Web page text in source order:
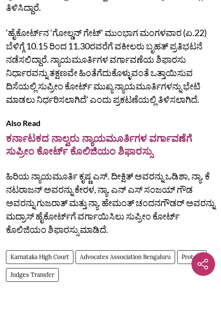
ತಿಳಿಸಿದ್ದಾರೆ.
ʼಹೈಕೋರ್ಟ್‌ನ ʼಗೋಲ್ಡನ್ ಗೇಟ್‌ʼ ಮುಂಭಾಗ ಮಂಗಳವಾರ (ಏ.22)
ಬೆಳಿಗ್ಗೆ 10.15 ರಿಂದ 11.30ರವರೆಗೆ ವಕೀಲರು ಬೃಹತ್ ಪ್ರತಿಭಟನೆ
ನಡೆಸಲಿದ್ದಾರೆ. ನ್ಯಾಯಮೂರ್ತಿಗಳ ವರ್ಗಾವಣೆಯ ಶಿಫಾರಸು
ನಿರ್ಧಾರವನ್ನು ತಕ್ಷಣವೇ ಹಿಂತೆಗೆದುಕೊಳ್ಳುವಂತೆ ಒತ್ತಾಯಿಸುವ
ದಿಸೆಯಲ್ಲಿ ಸುಪ್ರೀಂ ಕೋರ್ಟ್‌ ಮುಖ್ಯ ನ್ಯಾಯಮೂರ್ತಿಗಳನ್ನು ಭೇಟಿ
ಮಾಡಲು ನಿರ್ಧರಿಸಲಾಗಿದೆʼ ಎಂದು ಪ್ರಕಟಣೆಯಲ್ಲಿ ತಿಳಿಸಲಾಗಿದೆ.
Also Read
ಕರ್ನಾಟಕದ ನಾಲ್ವರು ನ್ಯಾಯಮೂರ್ತಿಗಳ ವರ್ಗಾವಣೆಗೆ
ಸುಪ್ರೀಂ ಕೋರ್ಟ್‌ ಕೊಲಿಜಿಯಂ ಶಿಫಾರಸ್ಸು
ಹಿರಿಯ ನ್ಯಾಯಮೂರ್ತಿ ಕೃಷ್ಣ ಎಸ್‌. ದೀಕ್ಷಿತ್‌ ಅವರನ್ನು ಒಡಿಶಾ, ನ್ಯಾ. ಕೆ
ನಟರಾಜನ್‌ ಅವರನ್ನು ಕೇರಳ, ನ್ಯಾ. ಎನ್‌ ಎಸ್‌ ಸಂಜಯ್‌ ಗೌಡ
ಅವರನ್ನು ಗುಜರಾತ್‌ ಮತ್ತು ನ್ಯಾ. ಹೇಮಂತ್‌ ಚಂದನಗೌಡರ್‌ ಅವರನ್ನು
ಮದ್ರಾಸ್‌ ಹೈಕೋರ್ಟ್‌ಗೆ ವರ್ಗಾಯಿಸಿಲು ಸುಪ್ರೀಂ ಕೋರ್ಟ್‌
ಕೊಲಿಜಿಯಂ ಶಿಫಾರಸ್ಸು ಮಾಡಿದೆ.
Karnataka High Court Advocates Association Bengaluru Protest
Judges Transfer